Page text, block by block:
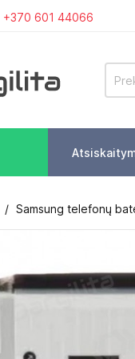
+370 601 44066
Samsung telefonų